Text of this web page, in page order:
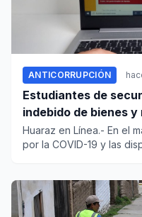
ANTICORRUPCIÓN
Estudiantes de
indebido de bienes
elecciones
Huaraz en Línea.- En el
por la COVID-19 y las